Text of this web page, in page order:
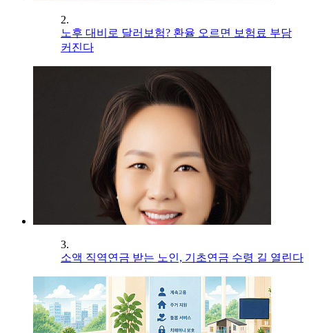
2.
노후 대비로 달러보험? 환율 오르면 보험료 부담
커진다
3.
소액 직역연금 받는 노인, 기초연금 수령 길 열린다